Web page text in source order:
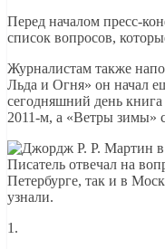
Перед началом пресс-
список вопросов,
Журналистам также
Льда и Огня» он начал
сегодняшний день
2011-м, а «Ветры зимы»
Писатель отвечал на
Петербурге, так и в
узнали.
1.